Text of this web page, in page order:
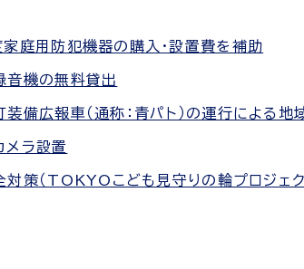
庭用防犯機器の購入・設置費を補助
音機の無料貸出
備広報車（通称：青パト）の運行による地
メラ設置
策（TOKYOこども見守りの輪プロジェク